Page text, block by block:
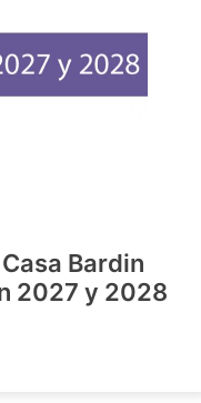
Bardin
2027 y 2028